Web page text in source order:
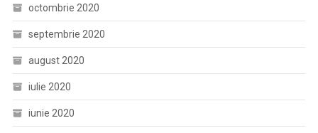
octombrie 2020
septembrie 2020
august 2020
iulie 2020
iunie 2020